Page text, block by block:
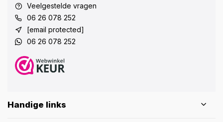
Veelgestelde vragen
06 26 078 252
[email protected]
06 26 078 252
Handige links